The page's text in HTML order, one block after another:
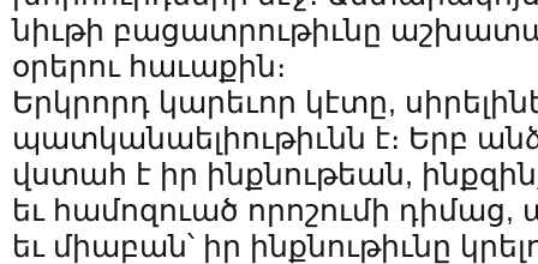
նիւթի բացատրութիւնը
օրերու հաւաքին։
Երկրորդ կարեւոր կէտը,
պատկանաելիութիւնն է։ Երբ
վստահ է իր ինքնութեան,
եւ համոզուած որոշումի դիմաց,
եւ միաբան՝ իր ինքնութիւնը